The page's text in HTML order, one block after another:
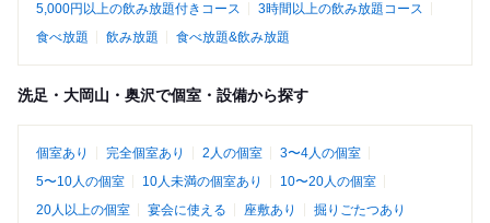
5,000円以上の飲み放題付きコース
3時間以上の飲み放題コース
食べ放題
飲み放題 食べ放題&飲み放題
洗足・大岡山・奥沢で個室・設備から探す
個室あり 完全個室あり 2人の個室
3〜4人の個室
5〜10人の個室
10人未満の個室あり
10〜20人の個室
20人以上の個室
宴会に使える 座敷あり 掘りごたつあり